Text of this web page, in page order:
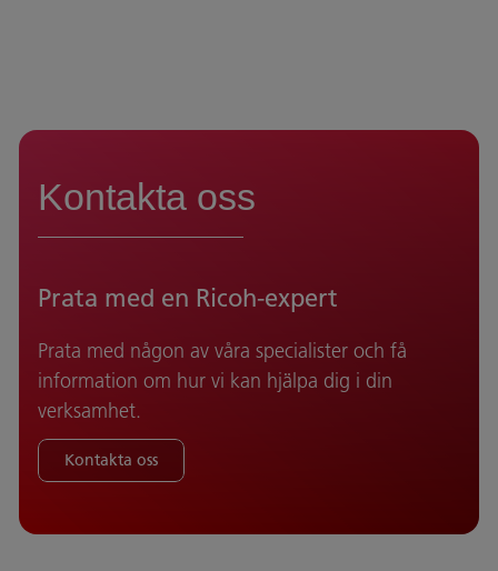
Kontakta oss
Prata med en Ricoh-expert
Prata med någon av våra specialister och få
information om hur vi kan hjälpa dig i din
verksamhet.
Kontakta oss